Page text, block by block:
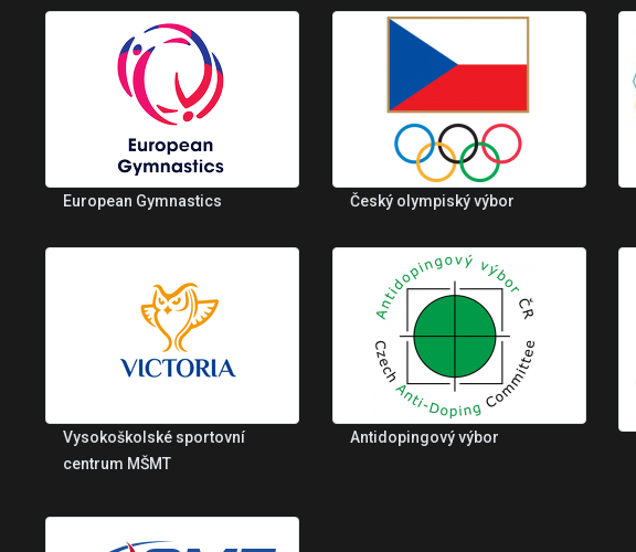
European Gymnastics Český olympiský výbor
Vysokoškolské sportovní
centrum MŠMT
Antidopingový výbor